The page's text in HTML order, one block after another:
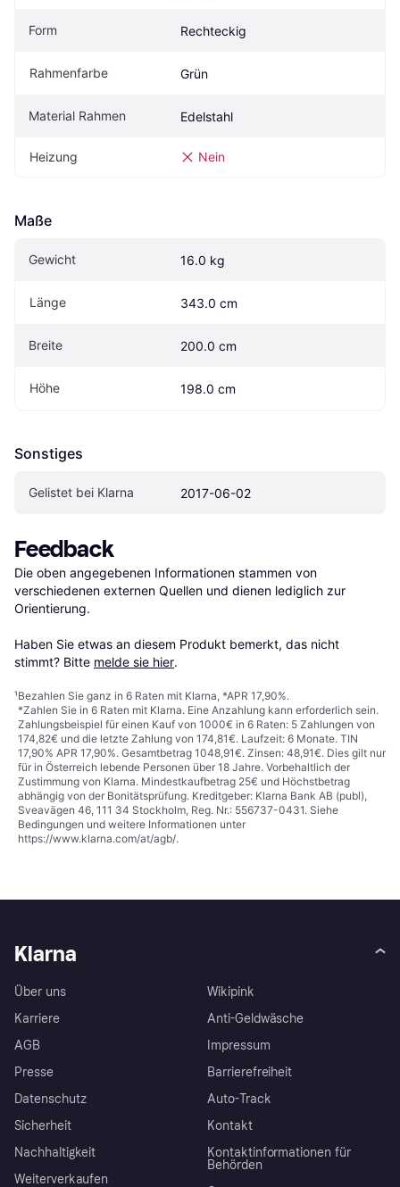
Form Rechteckig
Rahmenfarbe Grün
Material Rahmen Edelstahl
Heizung Nein
Maße
Gewicht 16.0 kg
Länge 343.0 cm
Breite 200.0 cm
Höhe 198.0 cm
Sonstiges
Gelistet bei Klarna 2017-06-02
Feedback
Die oben angegebenen Informationen stammen von
verschiedenen externen Quellen und dienen lediglich zur
Orientierung.
Haben Sie etwas an diesem Produkt bemerkt, das nicht
stimmt? Bitte melde sie hier.
¹Bezahlen Sie ganz in 6 Raten mit Klarna, *APR 17,90%.
*Zahlen Sie in 6 Raten mit Klarna. Eine Anzahlung kann erforderlich sein.
Zahlungsbeispiel für einen Kauf von 1000€ in 6 Raten: 5 Zahlungen von
174,82€ und die letzte Zahlung von 174,81€. Laufzeit: 6 Monate. TIN
17,90% APR 17,90%. Gesamtbetrag 1048,91€. Zinsen: 48,91€. Dies gilt nur
für in Österreich lebende Personen über 18 Jahre. Vorbehaltlich der
Zustimmung von Klarna. Mindestkaufbetrag 25€ und Höchstbetrag
abhängig von der Bonitätsprüfung. Kreditgeber: Klarna Bank AB (publ),
Sveavägen 46, 111 34 Stockholm, Reg. Nr.: 556737-0431. Siehe
Bedingungen und weitere Informationen unter
https://www.klarna.com/at/agb/.
Klarna
Über uns
Karriere
AGB
Presse
Datenschutz
Sicherheit
Nachhaltigkeit
Weiterverkaufen
Wikipink
Anti-Geldwäsche
Impressum
Barrierefreiheit
Auto-Track
Kontakt
Kontaktinformationen für
Behörden